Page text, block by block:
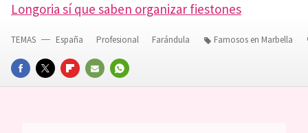
Longoria sí que saben organizar fiestones
FACEBOOKTWITTERFLIPBOARD
E-
WHATSAPP
TEMAS España Profesional Farándula Famosos en Marbella